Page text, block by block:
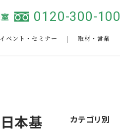
0120-300-100
イベント・セミナー 取材・営業
本基
カテゴリ別